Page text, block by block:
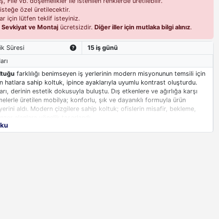
özel üretilecektir.
için lütfen teklif isteyiniz.
Sevkiyat ve Montaj ücretsizdir.Diğer iller için mutlaka bilgi alınız.
Süresi
15 iş günü
farklılığı benimseyen iş yerlerinin modern misyonunun temsili için
hatlara sahip koltuk, ipince ayaklarıyla uyumlu kontrast oluşturdu.
derinin estetik dokusuyla buluştu. Dış etkenlere ve ağırlığa karşı
üretilen mobilya; konforlu, şık ve dayanıklı formuyla ürün
aldı. Modern çizgilere sahip koltuk; ofislerin misafir, bekleme,